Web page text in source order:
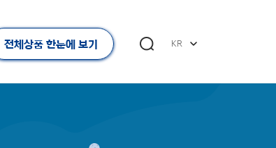
전체상품 한눈에 보기 KR